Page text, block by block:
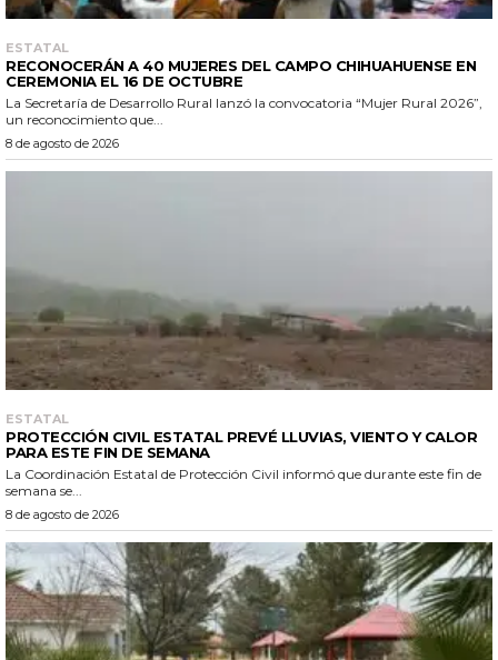
ESTATAL
RECONOCERÁN A 40 MUJERES DEL CAMPO CHIHUAHUENSE EN
CEREMONIA EL 16 DE OCTUBRE
La Secretaría de Desarrollo Rural lanzó la convocatoria “Mujer Rural 2026”,
un reconocimiento que...
8 de agosto de 2026
ESTATAL
PROTECCIÓN CIVIL ESTATAL PREVÉ LLUVIAS, VIENTO Y CALOR
PARA ESTE FIN DE SEMANA
La Coordinación Estatal de Protección Civil informó que durante este fin de
semana se...
8 de agosto de 2026